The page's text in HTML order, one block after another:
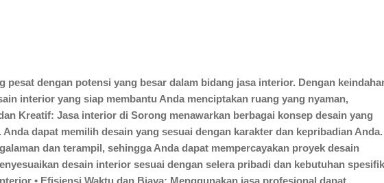
dengan potensi yang besar dalam bidang jasa interior. Dengan
interior yang siap membantu Anda menciptakan ruang yang nyaman,
Kreatif: Jasa interior di Sorong menawarkan berbagai konsep desain yang
dapat memilih desain yang sesuai dengan karakter dan kepribadian Anda.
dan terampil, sehingga Anda dapat mempercayakan proyek desain
desain interior sesuai dengan selera pribadi dan kebutuhan
• Efisiensi Waktu dan Biaya: Menggunakan jasa profesional dapat